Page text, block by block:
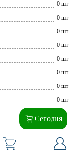
0 шт
0 шт
0 шт
0 шт
0 шт
0 шт
0 шт
0 шт
Сегодня